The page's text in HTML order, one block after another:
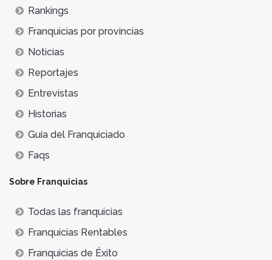
Rankings
Franquicias por provincias
Noticias
Reportajes
Entrevistas
Historias
Guía del Franquiciado
Faqs
Sobre Franquicias
Todas las franquicias
Franquicias Rentables
Franquicias de Éxito